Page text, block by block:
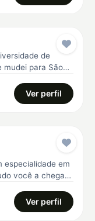
de
mudei para São
Ver perfil
especialidade em
você a chegar
Ver perfil